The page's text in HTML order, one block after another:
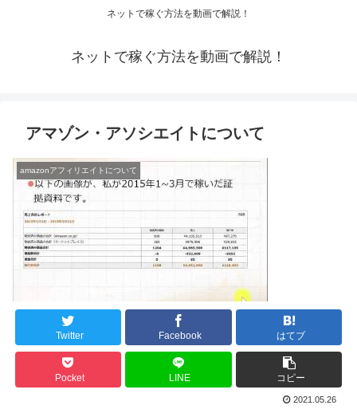
ネットで稼ぐ方法を動画で解説！
ネットで稼ぐ方法を動画で解説！
アマゾン・アソシエイトについて
amazonアフィリエイトについて
Twitter Facebook はてブ
Pocket LINE コピー
2021.05.26